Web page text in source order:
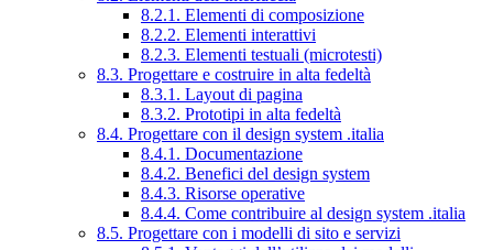
8.2.1. Elementi di composizione
8.2.2. Elementi interattivi
8.2.3. Elementi testuali (microtesti)
8.3. Progettare e costruire in alta fedeltà
8.3.1. Layout di pagina
8.3.2. Prototipi in alta fedeltà
8.4. Progettare con il design system .italia
8.4.1. Documentazione
8.4.2. Benefici del design system
8.4.3. Risorse operative
8.4.4. Come contribuire al design system .italia
8.5. Progettare con i modelli di sito e servizi